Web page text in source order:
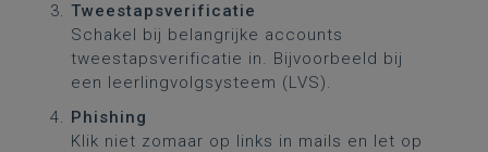
Tweestapsverificatie
Schakel bij belangrijke accounts
tweestapsverificatie in. Bijvoorbeeld bij
een leerlingvolgsysteem (LVS).
Phishing
Klik niet zomaar op links in mails en let op